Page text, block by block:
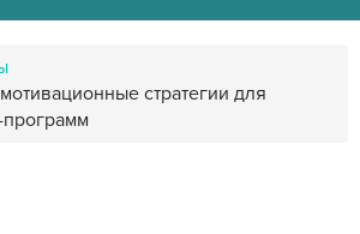
стратегии для